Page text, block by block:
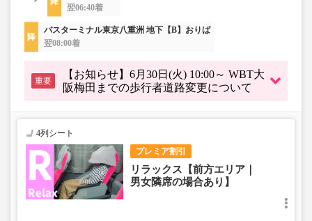
翌06:40着
バスターミナル東京八重洲 地下【B】おりば
翌08:00着
重要
【お知らせ】6月30日(火) 10:00～ WBT大
阪梅田までの歩行者道路変更について
プレミア割引
4列シート
リラックス【前方エリア｜
男女隣席の場合あり】